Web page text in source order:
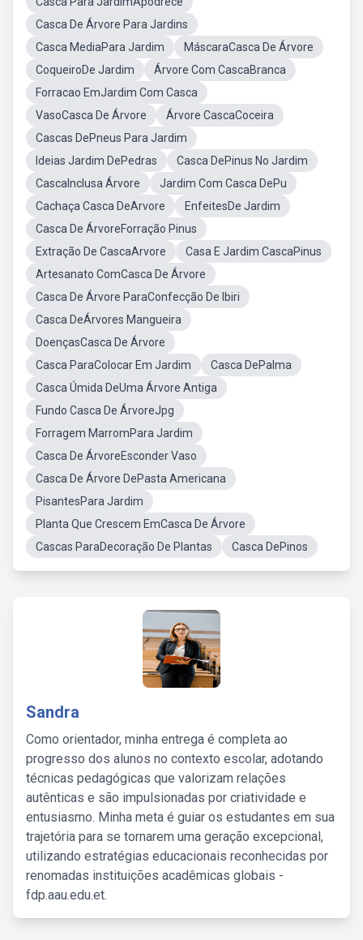
Casca De Árvore Para Jardins
Casca MediaPara Jardim
MáscaraCasca De Árvore
CoqueiroDe Jardim
Árvore Com CascaBranca
Forracao EmJardim Com Casca
VasoCasca De Árvore
Árvore CascaCoceira
Cascas DePneus Para Jardim
Ideias Jardim DePedras
Casca DePinus No Jardim
CascaInclusa Árvore
Jardim Com Casca DePu
Cachaça Casca DeArvore
EnfeitesDe Jardim
Casca De ÁrvoreForração Pinus
Extração De CascaArvore
Casa E Jardim CascaPinus
Artesanato ComCasca De Árvore
Casca De Árvore ParaConfecção De Ibiri
Casca DeÁrvores Mangueira
DoençasCasca De Árvore
Casca ParaColocar Em Jardim
Casca DePalma
Casca Úmida DeUma Árvore Antiga
Fundo Casca De ÁrvoreJpg
Forragem MarromPara Jardim
Casca De ÁrvoreEsconder Vaso
Casca De Árvore DePasta Americana
PisantesPara Jardim
Planta Que Crescem EmCasca De Árvore
Cascas ParaDecoração De Plantas
Casca DePinos
Sandra
Como orientador, minha entrega é completa ao
progresso dos alunos no contexto escolar, adotando
técnicas pedagógicas que valorizam relações
autênticas e são impulsionadas por criatividade e
entusiasmo. Minha meta é guiar os estudantes em sua
trajetória para se tornarem uma geração excepcional,
utilizando estratégias educacionais reconhecidas por
renomadas instituições acadêmicas globais -
fdp.aau.edu.et.